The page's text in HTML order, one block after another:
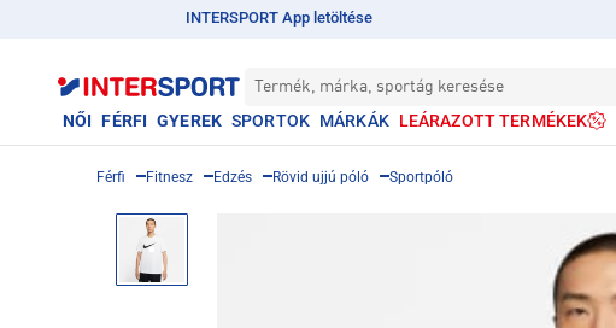
INTERSPORT App letöltése
Termék, márka, sportág keresése
NŐI FÉRFI GYEREK SPORTOK MÁRKÁK LEÁRAZOTT TERMÉKEK
Férfi Fitnesz Edzés Rövid ujjú póló Sportpóló